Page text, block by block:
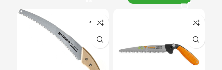
ناموجود